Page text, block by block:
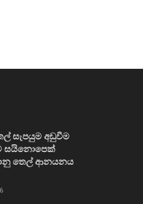
සැපයුම අඩුවීම
සයිනොපෙක්
තෙල් ආනයනය